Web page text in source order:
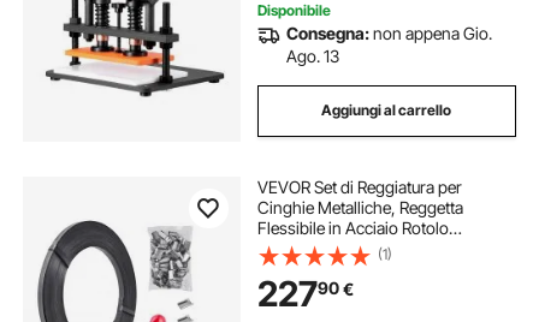
Disponibile
Consegna:non appena Gio.
Ago. 13
Aggiungi al carrello
VEVOR Set di Reggiatura per
Cinghie Metalliche, Reggetta
Flessibile in Acciaio Rotolo
Lunghezza 183 m, 300 Sigilli
Metallici, Reggiatrice Manuale per
Pallet Magazzini Trasporti
Imballaggi Industriali
(1)
22790€